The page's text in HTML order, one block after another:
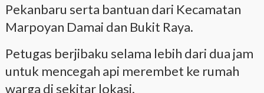
Pekanbaru serta bantuan dari Kecamatan
Marpoyan Damai dan Bukit Raya.
Petugas berjibaku selama lebih dari dua jam
untuk mencegah api merembet ke rumah
warga di sekitar lokasi.